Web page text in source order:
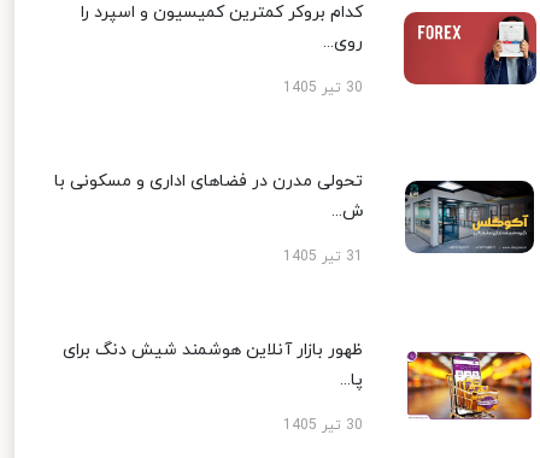
کدام بروکر کمترین کمیسیون و اسپرد را
روی...
30 تیر 1405
تحولی مدرن در فضاهای اداری و مسکونی با
ش...
ظهور بازار آنلاین هوشمند شیش دنگ برای
پا...
30 تیر 1405